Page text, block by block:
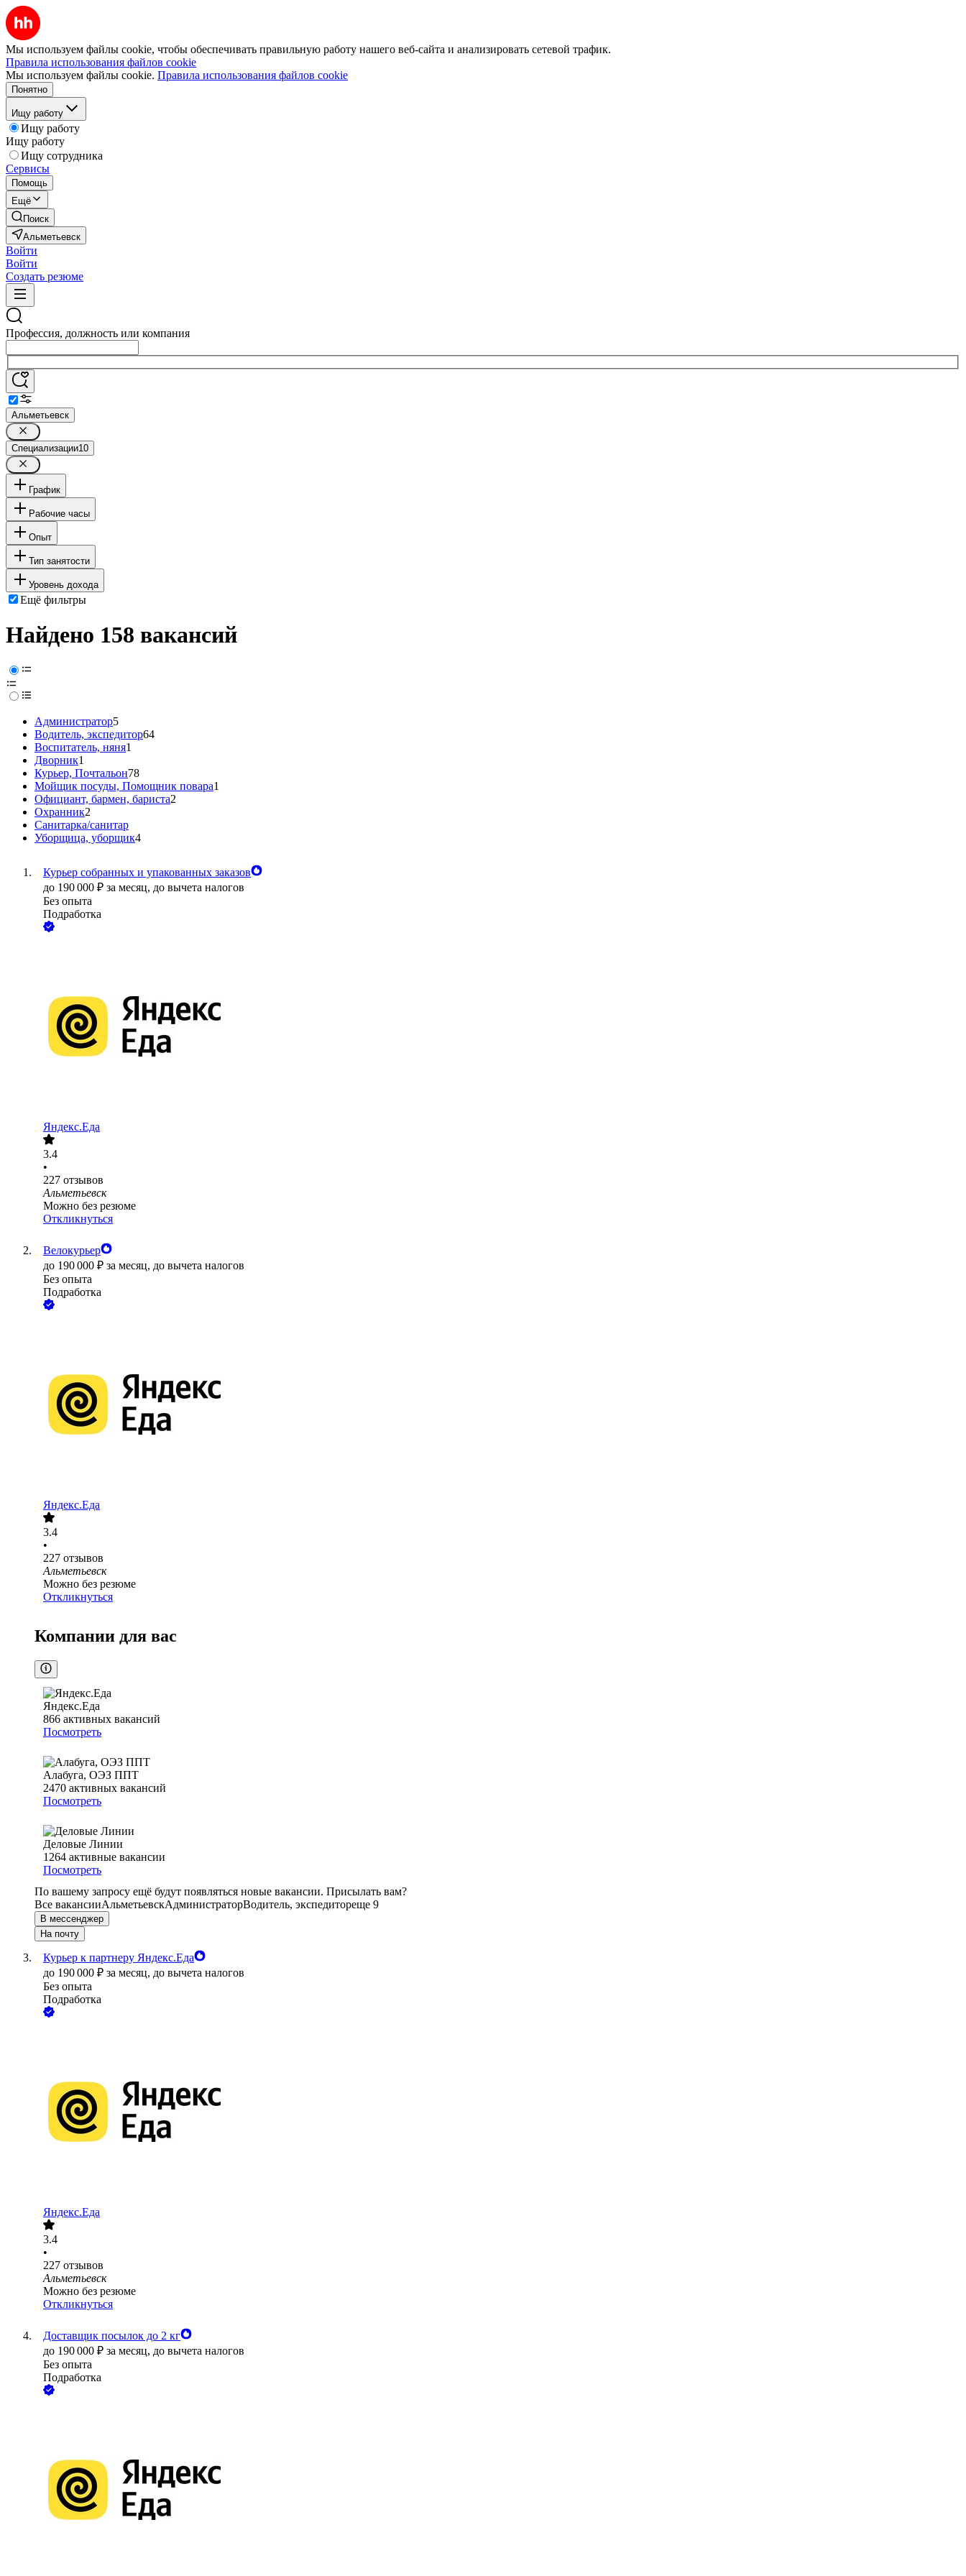
Мы используем файлы cookie, чтобы обеспечивать правильную работу нашего веб-сайта и анализировать сетевой трафик.
Правила использования файлов cookie
Мы используем файлы cookie. Правила использования файлов cookie
Понятно
Ищу работу
Ищу работу
Ищу работу
Ищу сотрудника
Сервисы
Помощь
Ещё
Поиск
Альметьевск
Войти
Войти
Создать резюме
Профессия, должность или компания
Альметьевск
Специализации10
График
Рабочие часы
Опыт
Тип занятости
Уровень дохода
Ещё фильтры
Найдено 158 вакансий
Администратор5
Водитель, экспедитор64
Воспитатель, няня1
Дворник1
Курьер, Почтальон78
Мойщик посуды, Помощник повара1
Официант, бармен, бариста2
Охранник2
Санитарка/санитар
Уборщица, уборщик4
Курьер собранных и упакованных заказов
до 190 000 ₽ за месяц, до вычета налогов
Без опыта
Подработка
Яндекс.Еда
3.4
•
227 отзывов
Альметьевск
Можно без резюме
Откликнуться
Велокурьер
до 190 000 ₽ за месяц, до вычета налогов
Без опыта
Подработка
Яндекс.Еда
3.4
•
227 отзывов
Альметьевск
Можно без резюме
Откликнуться
Компании для вас
Яндекс.Еда
866 активных вакансий
Посмотреть
Алабуга, ОЭЗ ППТ
2470 активных вакансий
Посмотреть
Деловые Линии
1264 активные вакансии
Посмотреть
По вашему запросу ещё будут появляться новые вакансии. Присылать вам?
Все вакансииАльметьевскАдминистраторВодитель, экспедитореще 9
В мессенджер
На почту
Курьер к партнеру Яндекс.Еда
до 190 000 ₽ за месяц, до вычета налогов
Без опыта
Подработка
Яндекс.Еда
3.4
•
227 отзывов
Альметьевск
Можно без резюме
Откликнуться
Доставщик посылок до 2 кг
до 190 000 ₽ за месяц, до вычета налогов
Без опыта
Подработка